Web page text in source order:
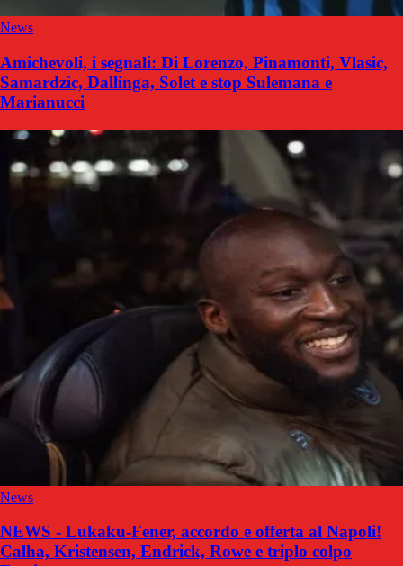
News
Amichevoli, i segnali: Di Lorenzo, Pinamonti, Vlasic,
Samardzic, Dallinga, Solet e stop Sulemana e
Marianucci
News
NEWS - Lukaku-Fener, accordo e offerta al Napoli!
Calha, Kristensen, Endrick, Rowe e triplo colpo